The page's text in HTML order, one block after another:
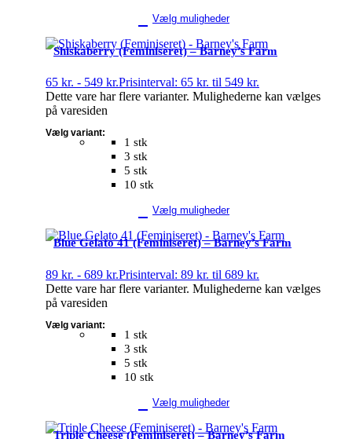
Vælg muligheder
Shiskaberry (Feminiseret) – Barney’s Farm
65 kr. - 549 kr.Prisinterval: 65 kr. til 549 kr.
1 stk
3 stk
5 stk
10 stk
Vælg variant:
Vælg muligheder
Dette vare har flere varianter. Mulighederne kan vælges
på varesiden
Blue Gelato 41 (Feminiseret) – Barney’s Farm
89 kr. - 689 kr.Prisinterval: 89 kr. til 689 kr.
1 stk
3 stk
5 stk
10 stk
Vælg variant:
Vælg muligheder
Dette vare har flere varianter. Mulighederne kan vælges
på varesiden
Triple Cheese (Feminiseret) – Barney’s Farm